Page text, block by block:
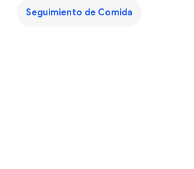
Seguimiento de Comida